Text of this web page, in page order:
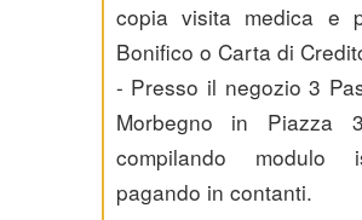
copia visita medica e
Bonifico o Carta di
- Presso il negozio 3
Morbegno in Piazza
compilando modulo
pagando in contanti.